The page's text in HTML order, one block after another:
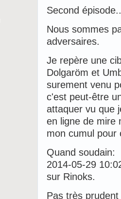
Second
Nous sommes
adversaires.
Je repère une
Dolgaröm et
surement venu
c'est peut-être
attaquer vu que
en ligne de mire
mon cumul pour
Quand soudain:
2014-05-29
sur Rinoks.
Pas très